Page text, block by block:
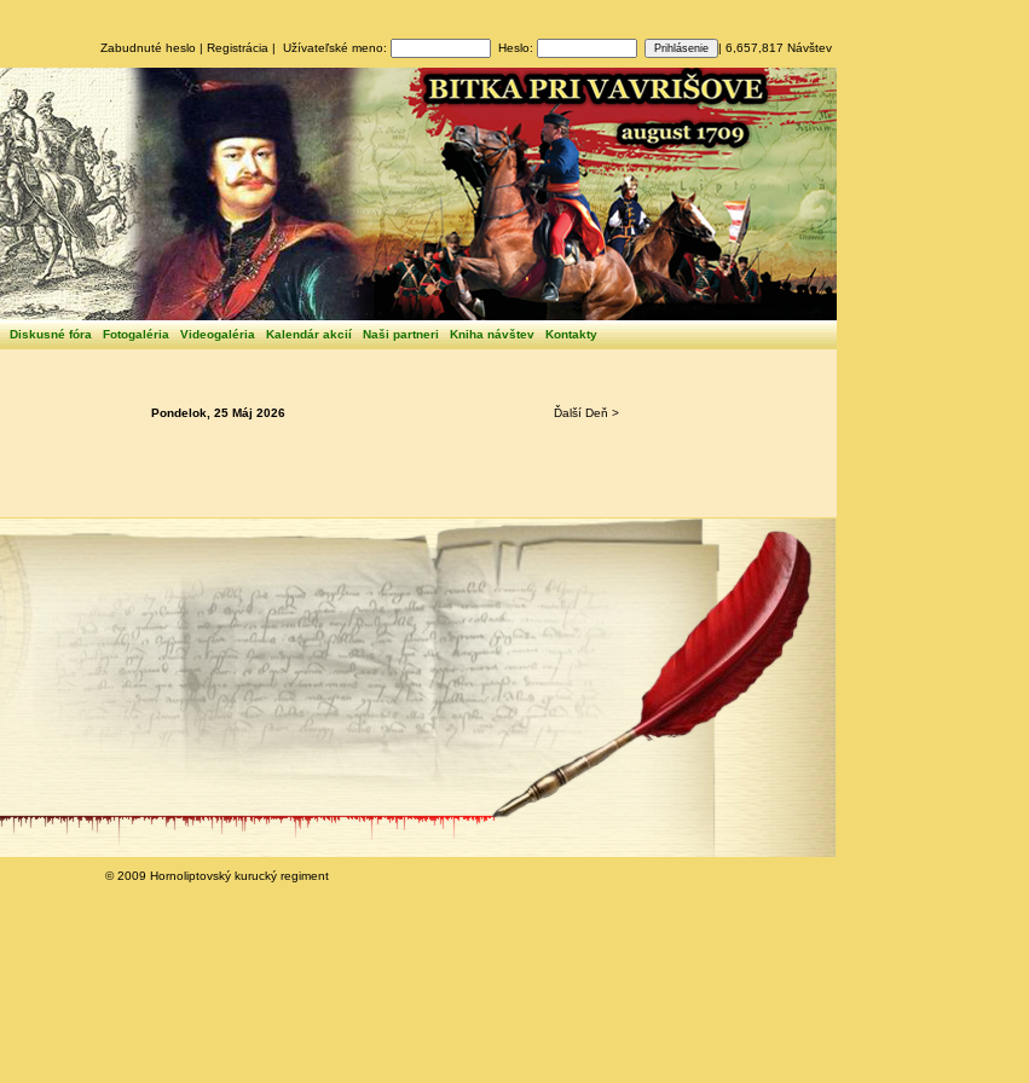
Zabudnuté heslo| Registrácia | Užívateľské meno: Heslo: | 6,657,817 Návštev
Diskusné fóra Fotogaléria Videogaléria Kalendár akcií Naši partneri Kniha návštev Kontakty
Pondelok, 25 Máj 2026 Ďalší Deň >
© 2009 Hornoliptovský kurucký regiment